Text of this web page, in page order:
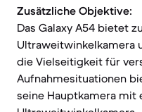
Zusätzliche Objektive:
Das Galaxy A54 bietet
Ultraweitwinkelkamera
die Vielseitigkeit für
Aufnahmesituationen
seine Hauptkamera mit